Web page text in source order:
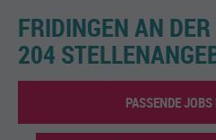
FRIDINGEN AN
204
PASSENDE